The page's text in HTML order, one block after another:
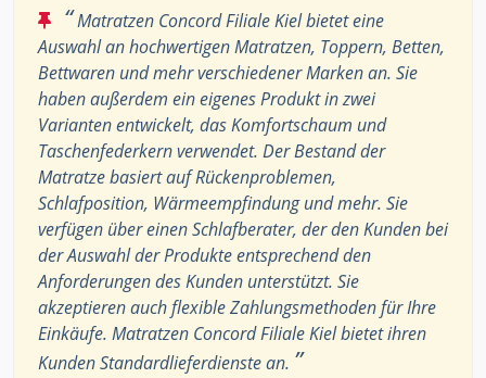
“Matratzen Concord Filiale Kiel bietet eine
Auswahl an hochwertigen Matratzen, Toppern, Betten,
Bettwaren und mehr verschiedener Marken an. Sie
haben außerdem ein eigenes Produkt in zwei
Varianten entwickelt, das Komfortschaum und
Taschenfederkern verwendet. Der Bestand der
Matratze basiert auf Rückenproblemen,
Schlafposition, Wärmeempfindung und mehr. Sie
verfügen über einen Schlafberater, der den Kunden bei
der Auswahl der Produkte entsprechend den
Anforderungen des Kunden unterstützt. Sie
akzeptieren auch flexible Zahlungsmethoden für Ihre
Einkäufe. Matratzen Concord Filiale Kiel bietet ihren
Kunden Standardlieferdienste an. ”